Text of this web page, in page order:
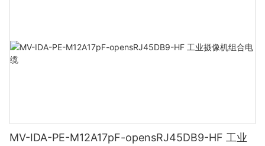
MV-IDA-PE-M12A17pF-opensRJ45DB9-HF 工业